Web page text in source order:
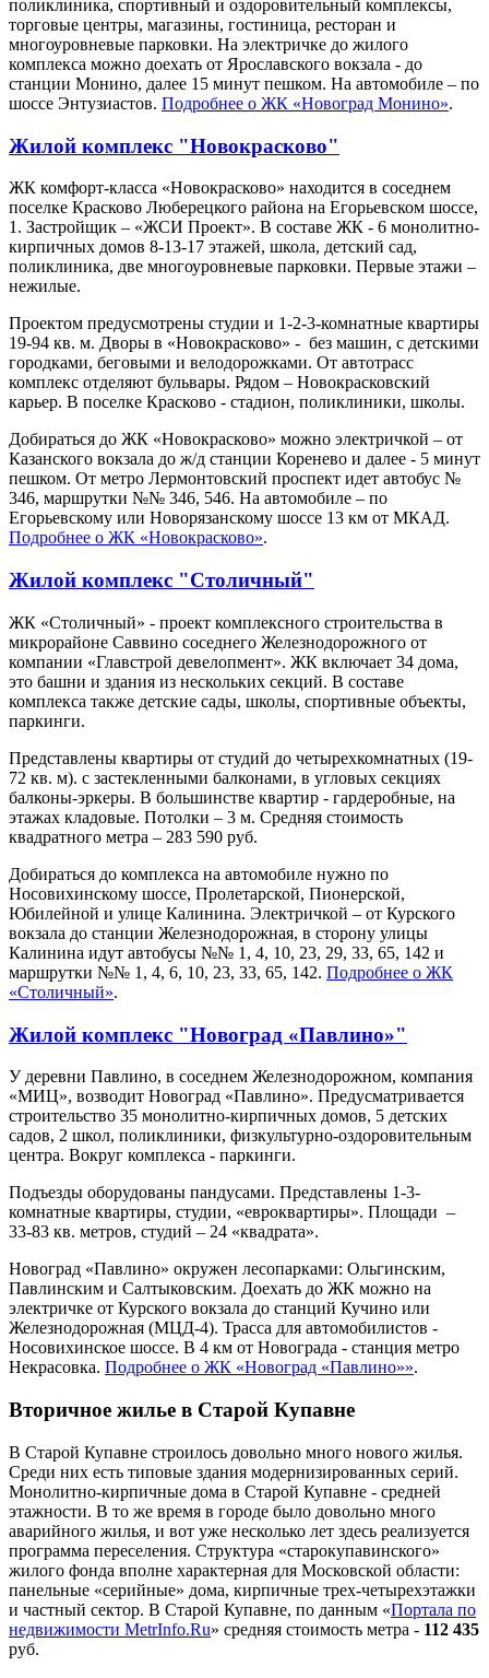
поликлиника, спортивный и оздоровительный комплексы,
торговые центры, магазины, гостиница, ресторан и
многоуровневые парковки. На электричке до жилого
комплекса можно доехать от Ярославского вокзала - до
станции Монино, далее 15 минут пешком. На автомобиле – по
шоссе Энтузиастов. Подробнее о ЖК «Новоград Монино».
Жилой комплекс "Новокрасково"
ЖК комфорт-класса «Новокрасково» находится в соседнем
поселке Красково Люберецкого района на Егорьевском шоссе,
1. Застройщик – «ЖСИ Проект». В составе ЖК - 6 монолитно-
кирпичных домов 8-13-17 этажей, школа, детский сад,
поликлиника, две многоуровневые парковки. Первые этажи –
нежилые.
Проектом предусмотрены студии и 1-2-3-комнатные квартиры
19-94 кв. м. Дворы в «Новокрасково» - без машин, с детскими
городками, беговыми и велодорожками. От автотрасс
комплекс отделяют бульвары. Рядом – Новокрасковский
карьер. В поселке Красково - стадион, поликлиники, школы.
Добираться до ЖК «Новокрасково» можно электричкой – от
Казанского вокзала до ж/д станции Коренево и далее - 5 минут
пешком. От метро Лермонтовский проспект идет автобус №
346, маршрутки №№ 346, 546. На автомобиле – по
Егорьевскому или Новорязанскому шоссе 13 км от МКАД.
Подробнее о ЖК «Новокрасково».
Жилой комплекс "Столичный"
ЖК «Столичный» - проект комплексного строительства в
микрорайоне Саввино соседнего Железнодорожного от
компании «Главстрой девелопмент». ЖК включает 34 дома,
это башни и здания из нескольких секций. В составе
комплекса также детские сады, школы, спортивные объекты,
паркинги.
Представлены квартиры от студий до четырехкомнатных (19-
72 кв. м). с застекленными балконами, в угловых секциях
балконы-эркеры. В большинстве квартир - гардеробные, на
этажах кладовые. Потолки – 3 м. Средняя стоимость
квадратного метра – 283 590 руб.
Добираться до комплекса на автомобиле нужно по
Носовихинскому шоссе, Пролетарской, Пионерской,
Юбилейной и улице Калинина. Электричкой – от Курского
вокзала до станции Железнодорожная, в сторону улицы
Калинина идут автобусы №№ 1, 4, 10, 23, 29, 33, 65, 142 и
маршрутки №№ 1, 4, 6, 10, 23, 33, 65, 142. Подробнее о ЖК
«Столичный».
Жилой комплекс "Новоград «Павлино»"
У деревни Павлино, в соседнем Железнодорожном, компания
«МИЦ», возводит Новоград «Павлино». Предусматривается
строительство 35 монолитно-кирпичных домов, 5 детских
садов, 2 школ, поликлиники, физкультурно-оздоровительным
центра. Вокруг комплекса - паркинги.
Подъезды оборудованы пандусами. Представлены 1-3-
комнатные квартиры, студии, «евроквартиры». Площади –
33-83 кв. метров, студий – 24 «квадрата».
Новоград «Павлино» окружен лесопарками: Ольгинским,
Павлинским и Салтыковским. Доехать до ЖК можно на
электричке от Курского вокзала до станций Кучино или
Железнодорожная (МЦД-4). Трасса для автомобилистов -
Носовихинское шоссе. В 4 км от Новограда - станция метро
Некрасовка. Подробнее о ЖК «Новоград «Павлино»».
Вторичное жилье в Старой Купавне
В Старой Купавне строилось довольно много нового жилья.
Среди них есть типовые здания модернизированных серий.
Монолитно-кирпичные дома в Старой Купавне - средней
этажности. В то же время в городе было довольно много
аварийного жилья, и вот уже несколько лет здесь реализуется
программа переселения. Структура «старокупавинского»
жилого фонда вполне характерная для Московской области:
панельные «серийные» дома, кирпичные трех-четырехэтажки
и частный сектор. В Старой Купавне, по данным «Портала по
недвижимости MetrInfo.Ru» средняя стоимость метра - 112 435
руб.